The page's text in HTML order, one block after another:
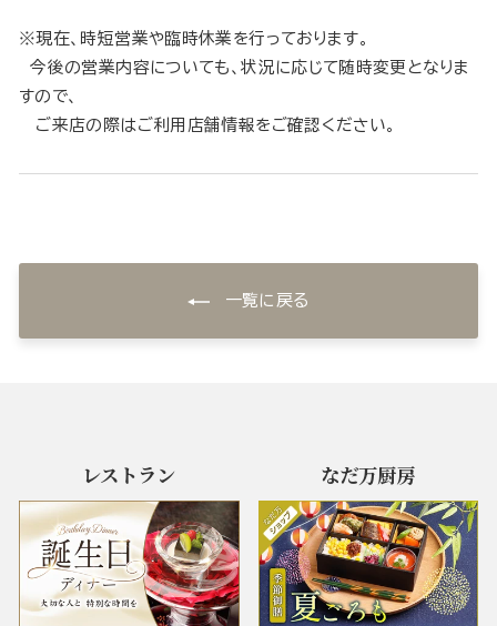
※現在、時短営業や臨時休業を行っております。
今後の営業内容についても、状況に応じて随時変更となりま
すので、
ご来店の際はご利用店舗情報をご確認ください。
一覧に戻る
レストラン なだ万厨房